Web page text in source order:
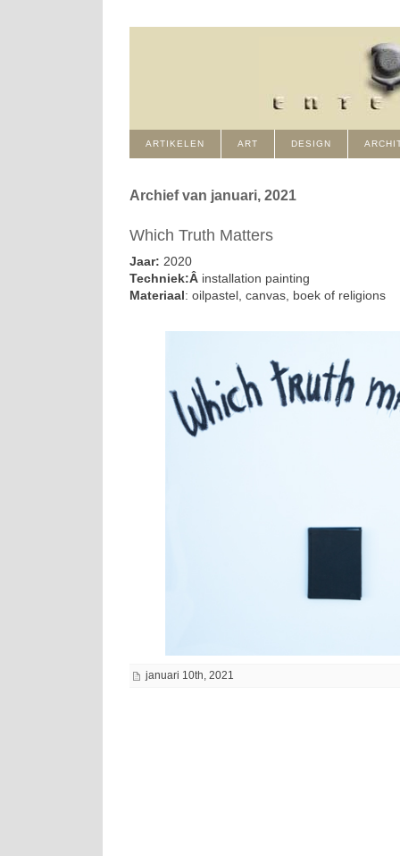
ARTIKELEN ART DESIGN
Archief van januari, 2021
Which Truth Matters
Jaar: 2020
Techniek:Â installation painting
Materiaal : oilpastel, canvas, boek of religions
januari 10th, 2021